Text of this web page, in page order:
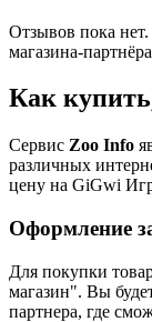
Отзывов пока
магазина-
Как
Сервис Zoo Info
различных
цену на GiGwi
Оформление
Для покупки
магазин". Вы
партнера, где